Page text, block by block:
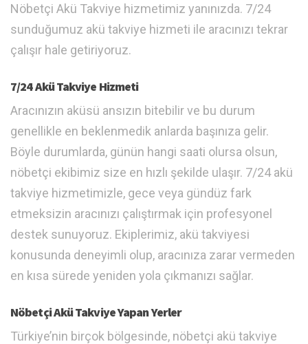
Nöbetçi Akü Takviye hizmetimiz yanınızda. 7/24
sunduğumuz akü takviye hizmeti ile aracınızı tekrar
çalışır hale getiriyoruz.
7/24 Akü Takviye Hizmeti
Aracınızın aküsü ansızın bitebilir ve bu durum
genellikle en beklenmedik anlarda başınıza gelir.
Böyle durumlarda, günün hangi saati olursa olsun,
nöbetçi ekibimiz size en hızlı şekilde ulaşır. 7/24 akü
takviye hizmetimizle, gece veya gündüz fark
etmeksizin aracınızı çalıştırmak için profesyonel
destek sunuyoruz. Ekiplerimiz, akü takviyesi
konusunda deneyimli olup, aracınıza zarar vermeden
en kısa sürede yeniden yola çıkmanızı sağlar.
Nöbetçi Akü Takviye Yapan Yerler
Türkiye’nin birçok bölgesinde, nöbetçi akü takviye